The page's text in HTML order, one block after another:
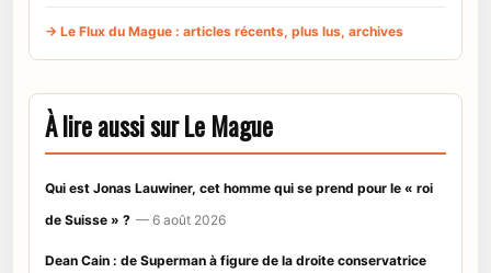
→ Le Flux du Mague : articles récents, plus lus, archives
À lire aussi sur Le Mague
Qui est Jonas Lauwiner, cet homme qui se prend pour le « roi
de Suisse » ? — 6 août 2026
Dean Cain : de Superman à figure de la droite conservatrice